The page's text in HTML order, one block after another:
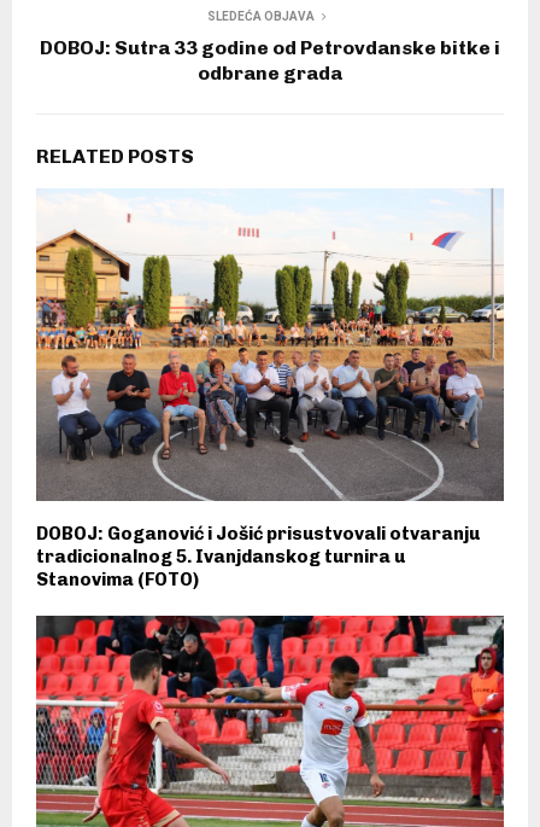
SLEDEĆA OBJAVA
DOBOJ: Sutra 33 godine od Petrovdanske bitke i
odbrane grada
RELATED POSTS
DOBOJ: Goganović i Jošić prisustvovali otvaranju
tradicionalnog 5. Ivanjdanskog turnira u
Stanovima (FOTO)